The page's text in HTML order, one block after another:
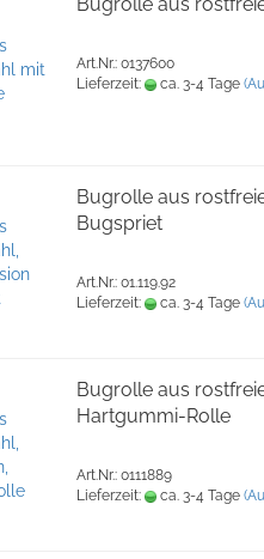
Art.Nr.: 0137600
Lieferzeit:
ca. 3-4 Tage
Bugrolle aus
Bugspriet
Art.Nr.: 01.119.92
Lieferzeit:
ca. 3-4 Tage
Bugrolle aus
Hartgummi-Rolle
Art.Nr.: 0111889
Lieferzeit:
ca. 3-4 Tage